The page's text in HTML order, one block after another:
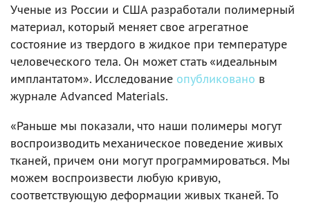
Ученые из России и США разработали полимерный
материал, который меняет свое агрегатное
состояние из твердого в жидкое при температуре
человеческого тела. Он может стать «идеальным
имплантатом». Исследование опубликовано в
журнале Advanced Materials.
«Раньше мы показали, что наши полимеры могут
воспроизводить механическое поведение живых
тканей, причем они могут программироваться. Мы
можем воспроизвести любую кривую,
соответствующую деформации живых тканей. То